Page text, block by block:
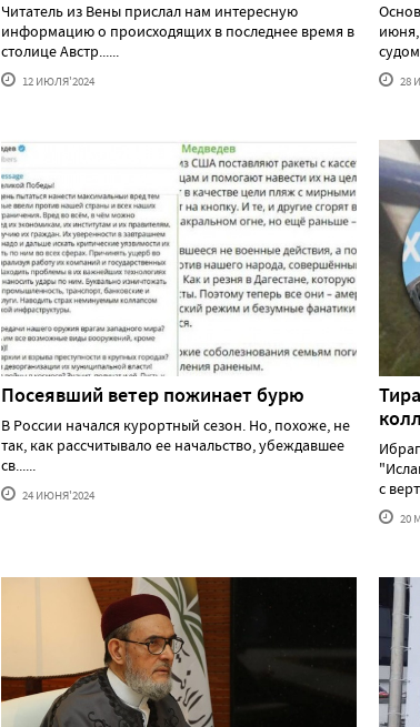
Читатель из Вены прислал нам интересную
информацию о происходящих в последнее время в
столице Австр......
12 ИЮЛЯ'2024 28
Посеявший ветер пожинает бурю
В России начался курортный сезон. Но, похоже, не
так, как рассчитывало ее начальство, убеждавшее
св......
24 ИЮНЯ'2024
с
20